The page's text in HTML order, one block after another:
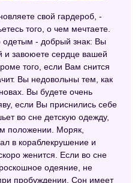
свой гардероб, -
того, о чем мечтаете.
одетым - добрый знак: Вы
и завоюете сердце вашей
того, если Вам снится
Вы недовольны тем, как
Вы будете очень
если Вы приснились себе
во сне детскую одежду,
положении. Моряк,
в кораблекрушение и
женится. Если во сне
одеяние, не
пробуждении. Сон имеет